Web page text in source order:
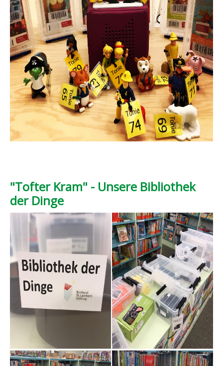
"Tofter Kram" - Unsere Bibliothek
der Dinge